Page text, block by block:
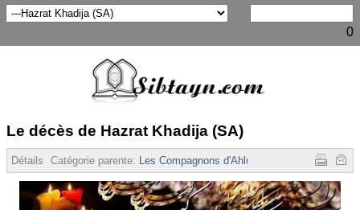
0
Le décès de Hazrat Khadija (SA)
Détails Catégorie parente: Les Compagnons d'Ahlul-Bayt Affichages :